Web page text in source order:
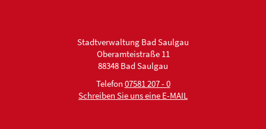
Stadtverwaltung Bad Saulgau
Oberamteistraße 11
88348 Bad Saulgau
Telefon 07581 207 - 0
Schreiben Sie uns eine E-MAIL